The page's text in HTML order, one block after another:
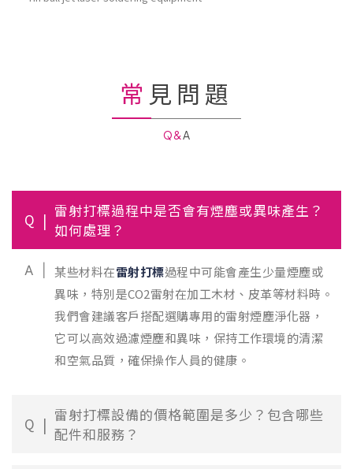
常見問題
Q&A
Q
雷射打標過程中是否會有煙塵或異味產生？
如何處理？
A 某些材料在雷射打標過程中可能會產生少量煙塵或
異味，特別是CO2雷射在加工木材、皮革等材料時。
我們會建議客戶搭配選購專用的雷射煙塵淨化器，
它可以高效過濾煙塵和異味，保持工作環境的清潔
和空氣品質，確保操作人員的健康。
Q
雷射打標設備的價格範圍是多少？包含哪些
配件和服務？